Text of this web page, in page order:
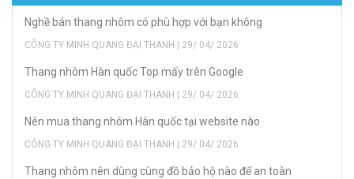
Nghề bán thang nhôm có phù hợp với bạn không
CÔNG TY MINH QUANG ĐẠI THANH | 29/ 04/ 2026
Thang nhôm Hàn quốc Top mấy trên Google
CÔNG TY MINH QUANG ĐẠI THANH | 29/ 04/ 2026
Nên mua thang nhôm Hàn quốc tại website nào
CÔNG TY MINH QUANG ĐẠI THANH | 29/ 04/ 2026
Thang nhôm nên dùng cùng đồ bảo hộ nào để an toàn